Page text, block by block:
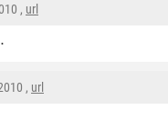
, url
, url